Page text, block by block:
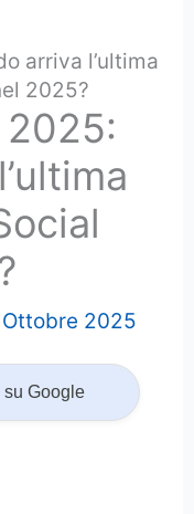
arriva l’ultima
2025?
2025
Google